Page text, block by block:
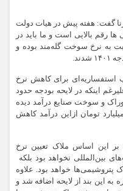
گفت: هفته پیش در هیات دولت
رقم بالایی است و ما باید در
به نرخ سوخت گله‌مند بوده و
استفساریه‌ای برای کاهش نرخ
اینکه در لایحه بودجه حدود
خوراک و سوخت صنایع درآمد دیده
کمک به صنایع، ۱۷ هزار میلیارد تومان ازاین درآمد کاهش
بر این اساس ملاک تعیین نرخ
در بودجه ۱۴۰۱ هاب‌های بین‌المللی نخواهد بود بلکه
پتروشیمی‌ها خواهد بود. علاوه
به این بند از لایحه اضافه شد و